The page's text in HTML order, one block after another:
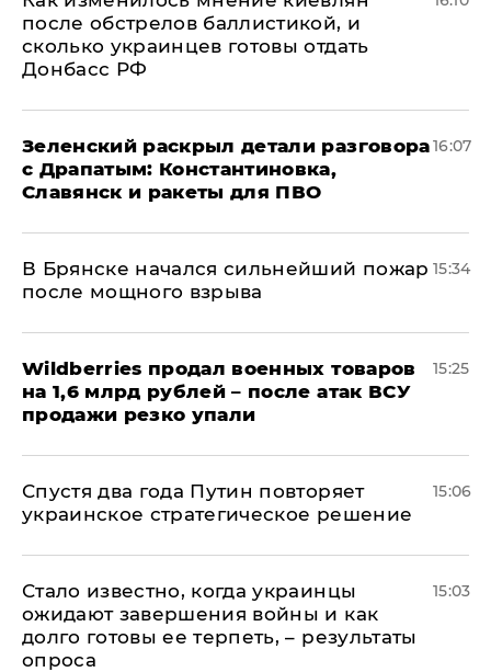
после обстрелов баллистикой, и
сколько украинцев готовы отдать
Донбасс РФ
​Зеленский раскрыл детали разговора
с Драпатым: Константиновка,
Славянск и ракеты для ПВО
16:07
В Брянске начался сильнейший пожар
после мощного взрыва
15:34
​Wildberries продал военных товаров
на 1,6 млрд рублей – после атак ВСУ
продажи резко упали
15:25
Спустя два года Путин повторяет
украинское стратегическое решение
15:06
Стало известно, когда украинцы
ожидают завершения войны и как
долго готовы ее терпеть, – результаты
опроса
15:03